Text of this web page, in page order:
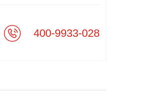
400-9933-028